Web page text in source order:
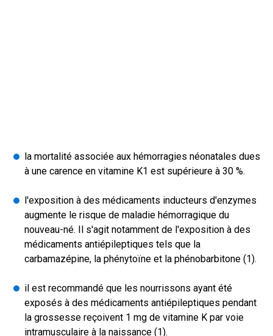
la mortalité associée aux hémorragies néonatales dues
à une carence en vitamine K1 est supérieure à 30 %.
l'exposition à des médicaments inducteurs d'enzymes
augmente le risque de maladie hémorragique du
nouveau-né. Il s'agit notamment de l'exposition à des
médicaments antiépileptiques tels que la
carbamazépine, la phénytoïne et la phénobarbitone (1).
il est recommandé que les nourrissons ayant été
exposés à des médicaments antiépileptiques pendant
la grossesse reçoivent 1 mg de vitamine K par voie
intramusculaire à la naissance (1).